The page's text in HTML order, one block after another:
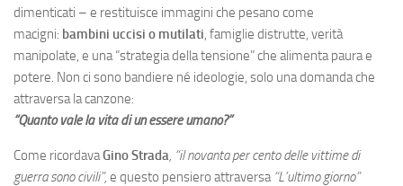
dimenticati – e restituisce immagini che pesano come
macigni: bambini uccisi o mutilati, famiglie distrutte, verità
manipolate, e una “strategia della tensione” che alimenta paura e
potere. Non ci sono bandiere né ideologie, solo una domanda che
attraversa la canzone:
“Quanto vale la vita di un essere umano?”
Come ricordavaGino Strada, “il novanta per cento delle vittime di
guerra sono civili”, e questo pensiero attraversa“L’ultimo giorno”